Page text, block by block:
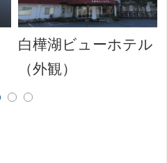
白樺湖ビューホテル
（外観）